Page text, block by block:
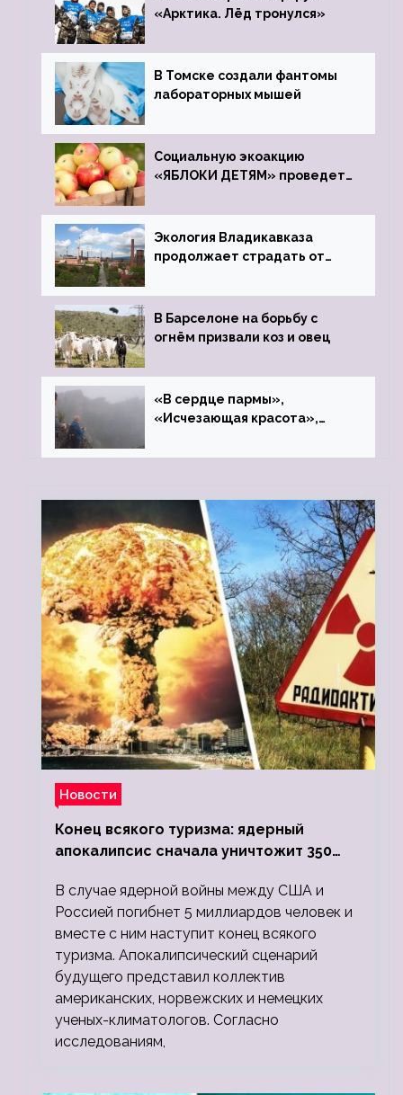
«Арктика. Лёд тронулся»
В Томске создали фантомы
лабораторных мышей
Социальную экоакцию
«ЯБЛОКИ ДЕТЯМ» проведет
Экология Владикавказа
продолжает страдать от
В Барселоне на борьбу с
огнём призвали коз и овец
«В сердце пармы»,
«Исчезающая красота»,
Новости
Конец всякого туризма: ядерный
апокалипсис сначала уничтожит 350
людей
В случае ядерной войны между США и
Россией погибнет 5 миллиардов человек и
вместе с ним наступит конец всякого
туризма. Апокалипсический сценарий
будущего представил коллектив
американских, норвежских и немецких
ученых-климатологов. Согласно
исследованиям,